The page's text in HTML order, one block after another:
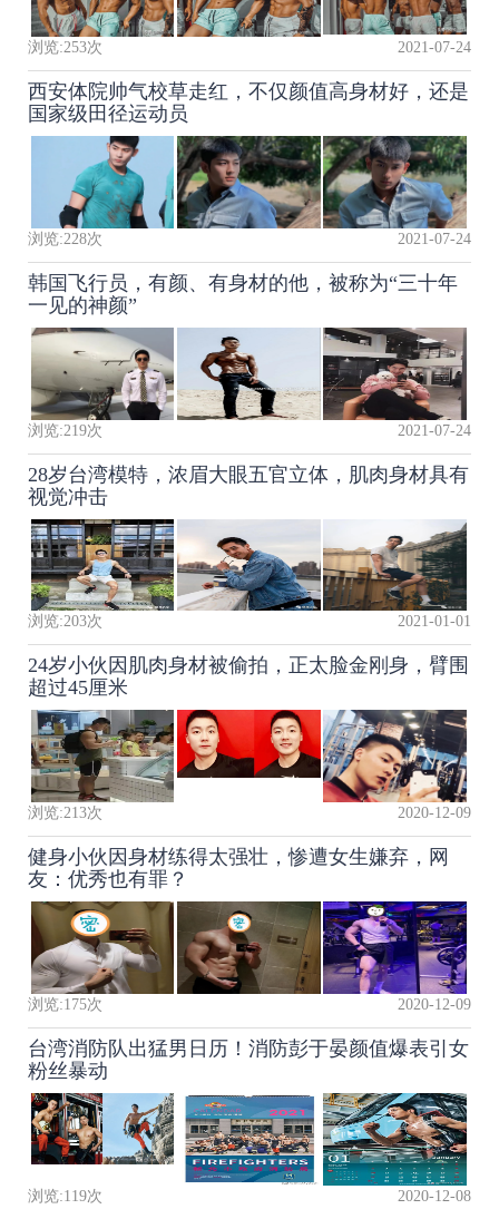
浏览:253次 2021-07-24
西安体院帅气校草走红，不仅颜值高身材好，还是
国家级田径运动员
浏览:228次 2021-07-24
韩国飞行员，有颜、有身材的他，被称为“三十年
一见的神颜”
浏览:219次 2021-07-24
28岁台湾模特，浓眉大眼五官立体，肌肉身材具有
视觉冲击
浏览:203次 2021-01-01
24岁小伙因肌肉身材被偷拍，正太脸金刚身，臂围
超过45厘米
浏览:213次 2020-12-09
健身小伙因身材练得太强壮，惨遭女生嫌弃，网
友：优秀也有罪？
浏览:175次 2020-12-09
台湾消防队出猛男日历！消防彭于晏颜值爆表引女
粉丝暴动
浏览:119次 2020-12-08